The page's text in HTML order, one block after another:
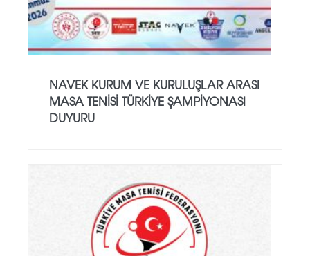
NAVEK KURUM VE KURULUŞLAR ARASI
MASA TENISI TÜRKIYE ŞAMPIYONASI
DUYURU